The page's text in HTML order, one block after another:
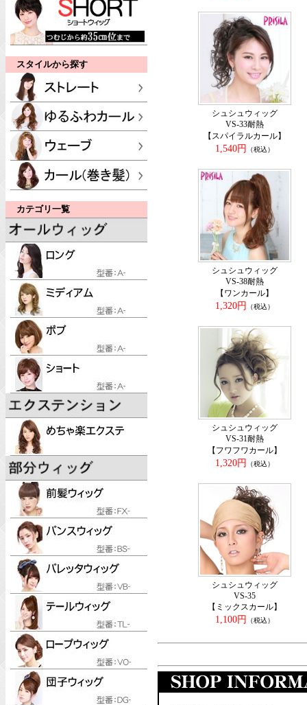
スタイルから探す
カテゴリ一覧
シュシュウィッグ
VS-33耐熱
【スパイラルカール】
1,540円
（税込）
シュシュウィッグ
VS-38耐熱
【ワンカール】
1,320円
（税込）
シュシュウィッグ
VS-31耐熱
【フワフワカール】
1,320円
（税込）
シュシュウィッグ
VS-35
【ミックスカール】
1,100円
（税込）